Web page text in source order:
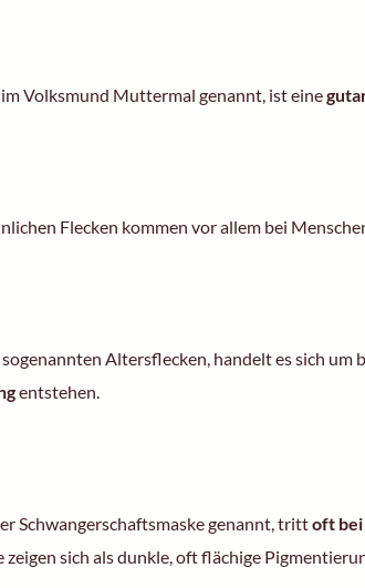
Volksmund Muttermal genannt, ist eine
Flecken kommen vor allem bei
Altersflecken, handelt es sich um
entstehen.
Schwangerschaftsmaske genannt, trittoft
zeigen sich als dunkle, oft flächige